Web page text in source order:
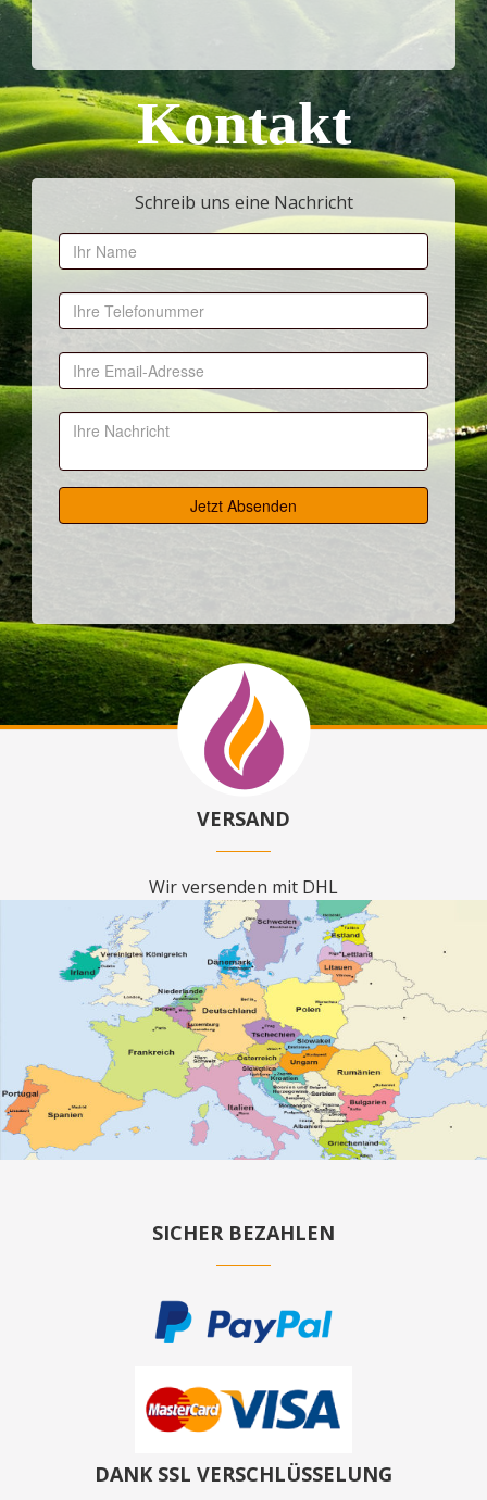
Kontakt
Schreib uns eine Nachricht
VERSAND
Wir versenden mit DHL
SICHER BEZAHLEN
DANK SSL VERSCHLÜSSELUNG